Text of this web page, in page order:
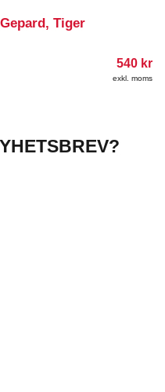
Tiger
540 kr
exkl. moms